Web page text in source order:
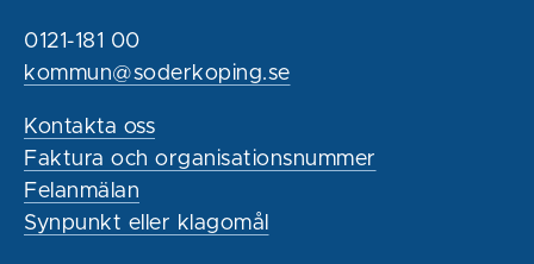
0121-181 00
kommun@soderkoping.se
Kontakta oss
Faktura och organisationsnummer
Felanmälan
Synpunkt eller klagomål